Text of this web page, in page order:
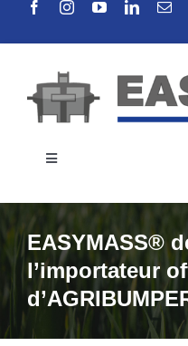
Passer
Toggle
ENTREPRISE
PRODUITS
ACTUALITES
EASYMASS®
l’importateur